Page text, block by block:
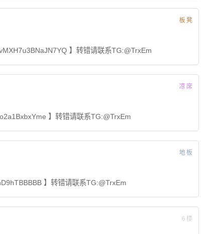
板凳
】转错请联系TG:@TrxEm
凉席
】转错请联系TG:@TrxEm
地板
】转错请联系TG:@TrxEm
6楼